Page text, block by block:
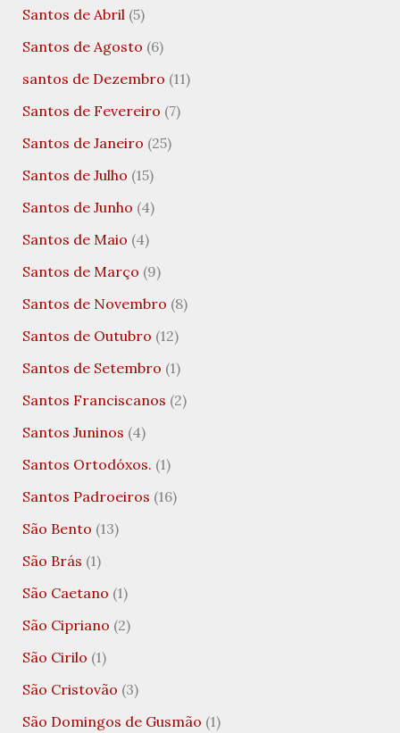
Santos de Abril(5)
Santos de Agosto (6)
santos de Dezembro (11)
Santos de Fevereiro (7)
Santos de Janeiro (25)
Santos de Julho (15)
Santos de Junho (4)
Santos de Maio (4)
Santos de Março (9)
Santos de Novembro (8)
Santos de Outubro (12)
Santos de Setembro (1)
Santos Franciscanos (2)
Santos Juninos (4)
Santos Ortodóxos. (1)
Santos Padroeiros (16)
São Bento (13)
São Brás (1)
São Caetano (1)
São Cipriano (2)
São Cirilo (1)
São Cristovão (3)
São Domingos de Gusmão (1)